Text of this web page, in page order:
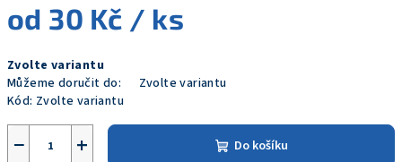
od 30 Kč / ks
cena:
Zvolte variantu
Můžeme doručit do:
Zvolte variantu
Kód: Zvolte variantu
+
− Do košíku